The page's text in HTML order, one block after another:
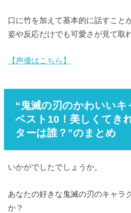
口に竹を加えて基本的に話すこと
姿や反応だけでも可愛さが見て取
【声優はこちら】
“鬼滅の刃のかわいい
ベスト10！美しくてき
ターは誰？”のまとめ
いかがでしたでしょうか。
あなたの好きな鬼滅の刃のキャラ
か？